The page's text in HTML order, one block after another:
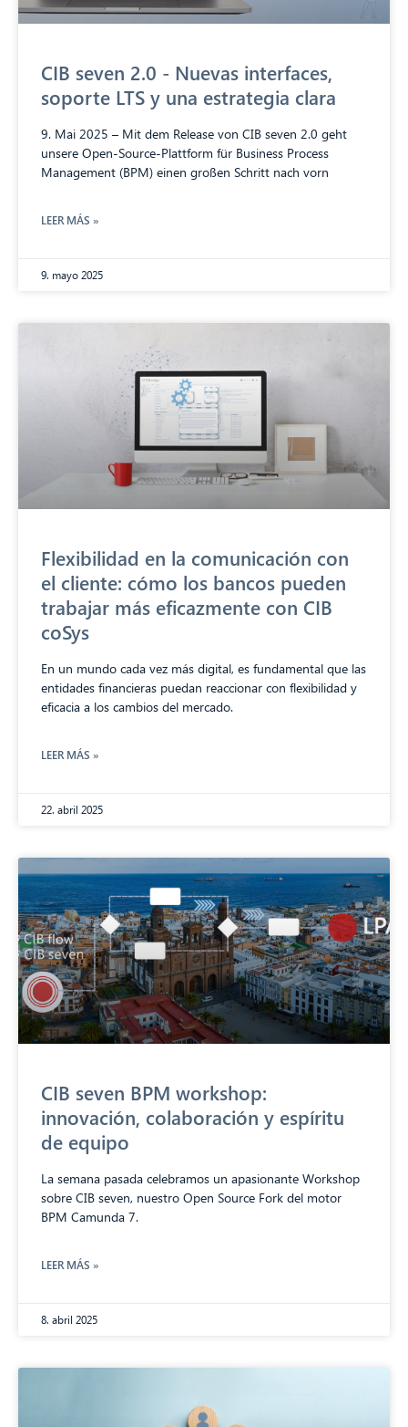
CIB seven 2.0 - Nuevas interfaces,
soporte LTS y una estrategia clara
9. Mai 2025 – Mit dem Release von CIB seven 2.0 geht
unsere Open-Source-Plattform für Business Process
Management (BPM) einen großen Schritt nach vorn
LEER MÁS »
9. mayo 2025
Flexibilidad en la comunicación con
el cliente: cómo los bancos pueden
trabajar más eficazmente con CIB
coSys
En un mundo cada vez más digital, es fundamental que las
entidades financieras puedan reaccionar con flexibilidad y
eficacia a los cambios del mercado.
LEER MÁS »
22. abril 2025
CIB seven BPM workshop:
innovación, colaboración y espíritu
de equipo
La semana pasada celebramos un apasionante Workshop
sobre CIB seven, nuestro Open Source Fork del motor
BPM Camunda 7.
LEER MÁS »
8. abril 2025
CIB AI ChatBot
¡Hola! ¿Qué puedo hacer por ti?